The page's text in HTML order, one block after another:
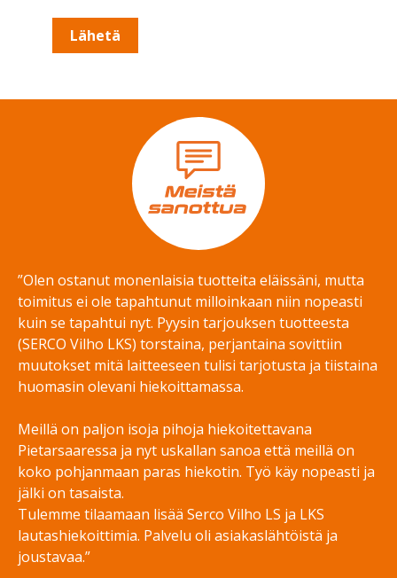
”Olen ostanut monenlaisia tuotteita eläissäni, mutta
toimitus ei ole tapahtunut milloinkaan niin nopeasti
kuin se tapahtui nyt. Pyysin tarjouksen tuotteesta
(SERCO Vilho LKS) torstaina, perjantaina sovittiin
muutokset mitä laitteeseen tulisi tarjotusta ja tiistaina
huomasin olevani hiekoittamassa.
Meillä on paljon isoja pihoja hiekoitettavana
Pietarsaaressa ja nyt uskallan sanoa että meillä on
koko pohjanmaan paras hiekotin. Työ käy nopeasti ja
jälki on tasaista.
Tulemme tilaamaan lisää Serco Vilho LS ja LKS
lautashiekoittimia. Palvelu oli asiakaslähtöistä ja
joustavaa.”